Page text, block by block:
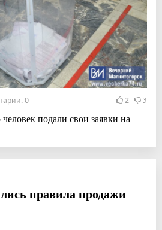
0 2 3
подали свои заявки на
правила продажи